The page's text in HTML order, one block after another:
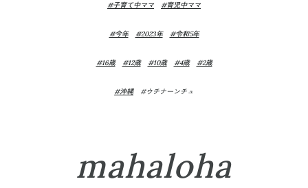
#子育て中ママ #育児中ママ
#今年 #2023年 #令和5年
#16歳 #12歳 #10歳 #4歳 #2歳
#沖縄#ウチナーンチュ
mahaloha